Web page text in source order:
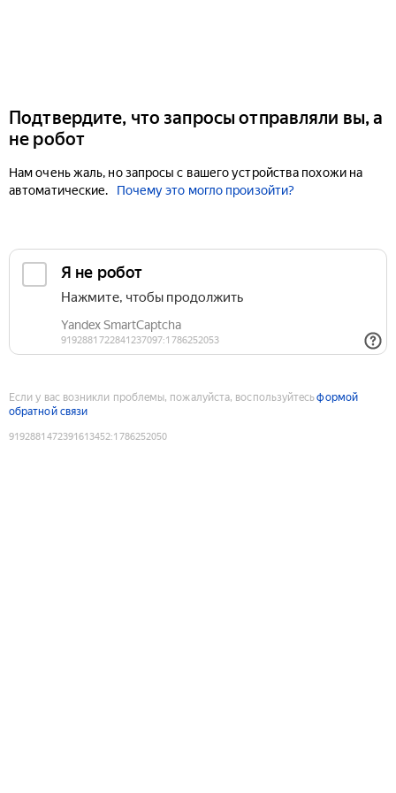
Подтвердите, что запросы отправляли вы, а
не робот
Нам очень жаль, но запросы с вашего устройства похожи на
автоматические.
Почему это могло произойти?
Если у вас возникли проблемы, пожалуйста, воспользуйтесьформой
обратной связи
9192881472391613452:1786252050